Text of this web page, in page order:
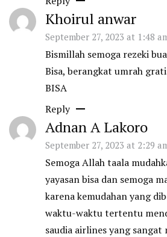
Khoirul anwar
September 27, 2023 at 1:48
Bismillah semoga rezeki
Bisa, berangkat umrah
BISA
Reply
Adnan A Lakoro
September 27, 2023 at 2:29
Semoga Allah taala
yayasan bisa dan semoga
karena kemudahan yang
waktu-waktu tertentu
saudia airlines yang